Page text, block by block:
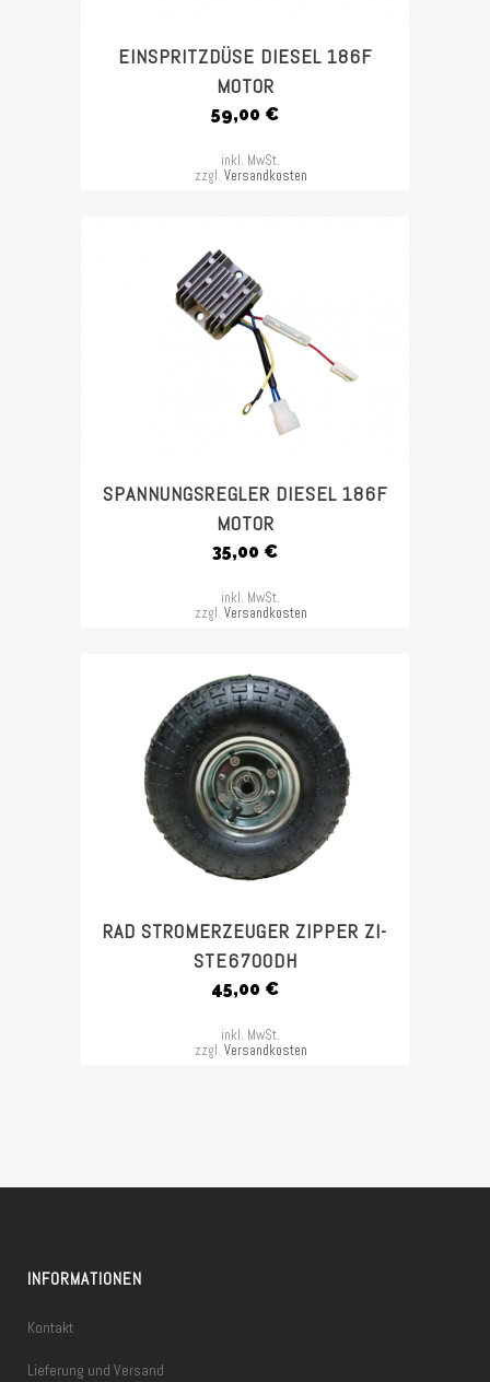
EINSPRITZDÜSE DIESEL 186F
MOTOR
59,00 €
inkl. MwSt.
zzgl. Versandkosten
SPANNUNGSREGLER DIESEL 186F
MOTOR
35,00 €
inkl. MwSt.
zzgl. Versandkosten
RAD STROMERZEUGER ZIPPER ZI-
STE6700DH
45,00 €
inkl. MwSt.
zzgl. Versandkosten
INFORMATIONEN
Kontakt
Lieferung und Versand